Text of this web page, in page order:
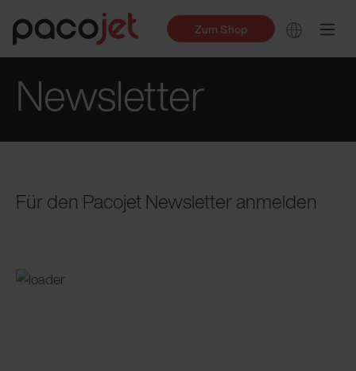
Zum Shop
Newsletter
Für den Pacojet Newsletter anmelden